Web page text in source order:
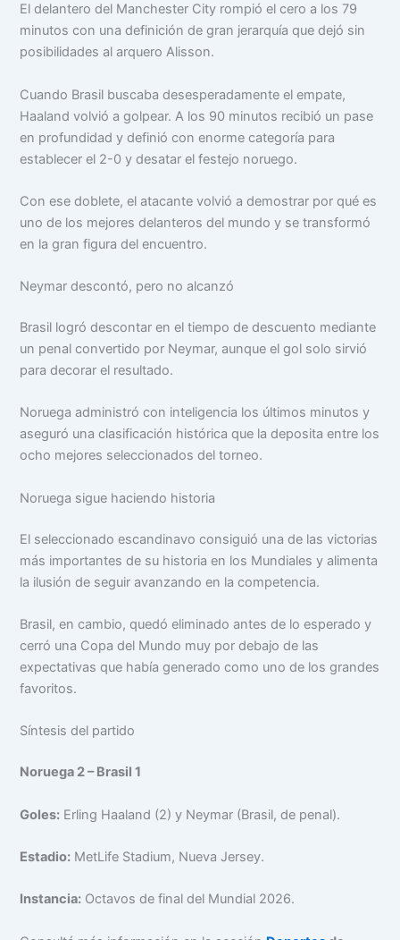
El delantero del Manchester City rompió el cero a los 79
minutos con una definición de gran jerarquía que dejó sin
posibilidades al arquero Alisson.
Cuando Brasil buscaba desesperadamente el empate,
Haaland volvió a golpear. A los 90 minutos recibió un pase
en profundidad y definió con enorme categoría para
establecer el 2-0 y desatar el festejo noruego.
Con ese doblete, el atacante volvió a demostrar por qué es
uno de los mejores delanteros del mundo y se transformó
en la gran figura del encuentro.
Neymar descontó, pero no alcanzó
Brasil logró descontar en el tiempo de descuento mediante
un penal convertido por Neymar, aunque el gol solo sirvió
para decorar el resultado.
Noruega administró con inteligencia los últimos minutos y
aseguró una clasificación histórica que la deposita entre los
ocho mejores seleccionados del torneo.
Noruega sigue haciendo historia
El seleccionado escandinavo consiguió una de las victorias
más importantes de su historia en los Mundiales y alimenta
la ilusión de seguir avanzando en la competencia.
Brasil, en cambio, quedó eliminado antes de lo esperado y
cerró una Copa del Mundo muy por debajo de las
expectativas que había generado como uno de los grandes
favoritos.
Síntesis del partido
Noruega 2 – Brasil 1
Goles: Erling Haaland (2) y Neymar (Brasil, de penal).
Estadio: MetLife Stadium, Nueva Jersey.
Instancia: Octavos de final del Mundial 2026.